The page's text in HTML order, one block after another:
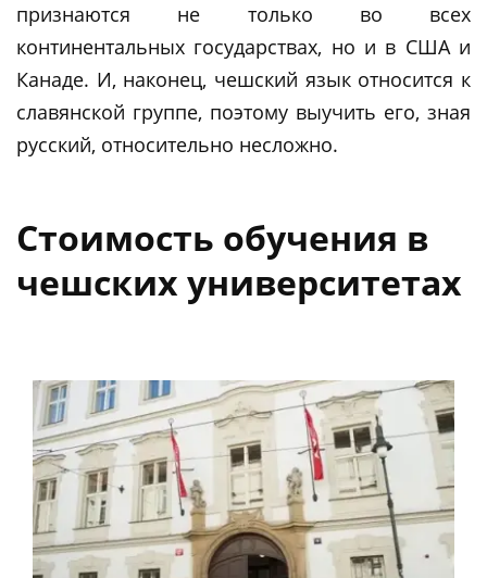
признаются не только во всех
континентальных государствах, но и в США и
Канаде. И, наконец, чешский язык относится к
славянской группе, поэтому выучить его, зная
русский, относительно несложно.
Стоимость обучения в
чешских университетах